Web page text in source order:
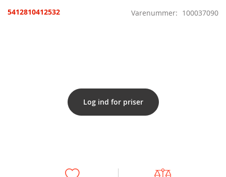
5412810412532 Varenummer 100037090
Log ind for priser